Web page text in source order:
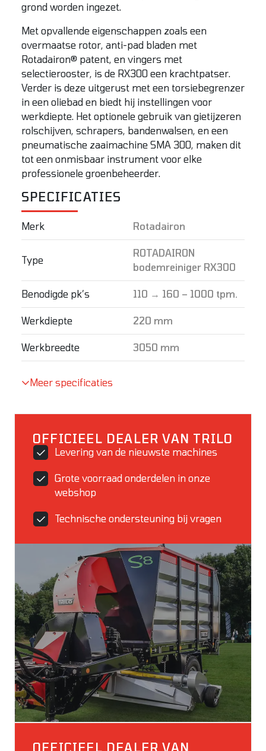
grond worden ingezet.
Met opvallende eigenschappen zoals een
overmaatse rotor, anti-pad bladen met
Rotadairon® patent, en vingers met
selectierooster, is de RX300 een krachtpatser.
Verder is deze uitgerust met een torsiebegrenzer
in een oliebad en biedt hij instellingen voor
werkdiepte. Het optionele gebruik van gietijzeren
rolschijven, schrapers, bandenwalsen, en een
pneumatische zaaimachine SMA 300, maken dit
tot een onmisbaar instrument voor elke
professionele groenbeheerder.
SPECIFICATIES
Merk Rotadairon
Type
ROTADAIRON
bodemreiniger RX300
Benodigde pk’s 110 → 160 – 1000 tpm.
Werkdiepte 220 mm
Werkbreedte 3050 mm
Meer specificaties
OFFICIEEL DEALER VAN TRILO
Levering van de nieuwste machines
Grote voorraad onderdelen in onze
webshop
Technische ondersteuning bij vragen
OFFICIEEL DEALER VAN